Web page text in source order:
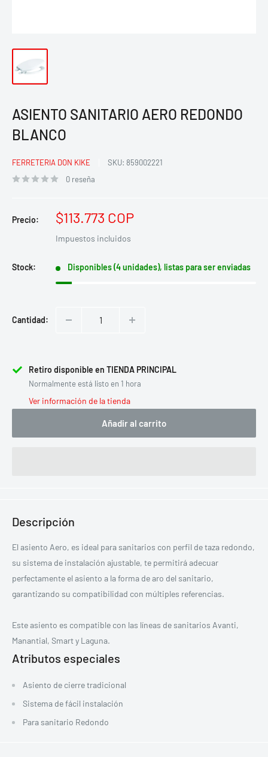
ASIENTO SANITARIO AERO REDONDO
BLANCO
FERRETERIA DON KIKE SKU: 859002221
0 reseña
Precio:
Precio
de
venta
$113.773 COP
Impuestos incluidos
Stock: Disponibles (4 unidades), listas para ser enviadas
Cantidad:
Retiro disponible en TIENDA PRINCIPAL
Normalmente está listo en 1 hora
Ver información de la tienda
Añadir al carrito
Descripción
El asiento Aero, es ideal para sanitarios con perfil de taza redondo,
su sistema de instalación ajustable, te permitirá adecuar
perfectamente el asiento a la forma de aro del sanitario,
garantizando su compatibilidad con múltiples referencias.
Este asiento es compatible con las líneas de sanitarios Avanti,
Manantial, Smart y Laguna.
Atributos especiales
Asiento de cierre tradicional
Sistema de fácil instalación
Para sanitario Redondo